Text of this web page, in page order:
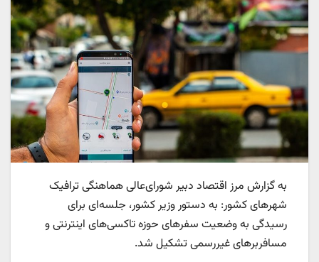
به گزارش مرز اقتصاد دبیر شورای‌عالی هماهنگی ترافیک
شهرهای کشور: به دستور وزیر کشور، جلسه‌ای برای
رسیدگی به وضعیت سفرهای حوزه تاکسی‌های اینترنتی و
مسافربرهای غیررسمی تشکیل شد.